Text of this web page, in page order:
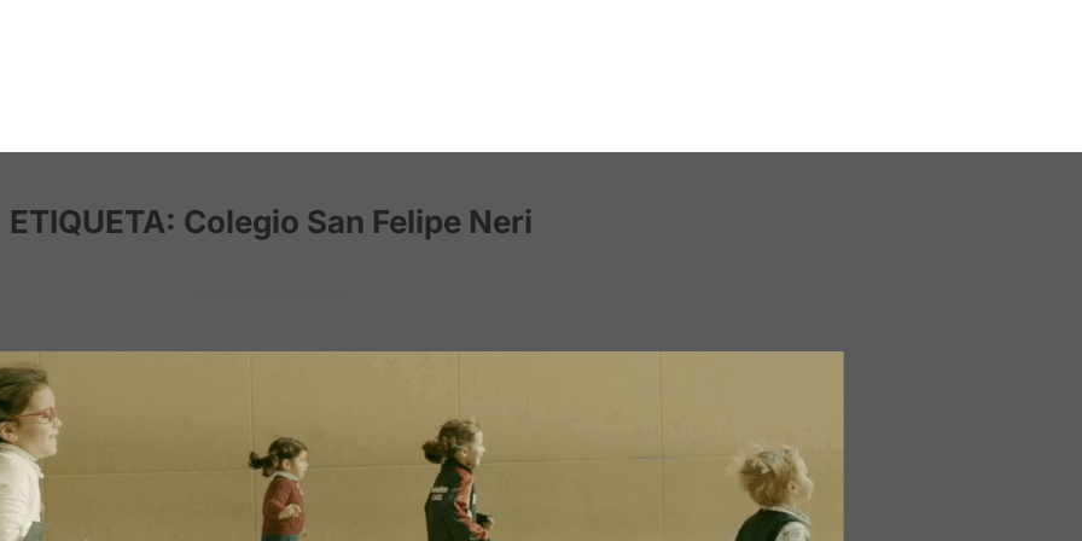
ETIQUETA: Colegio San Felipe Neri